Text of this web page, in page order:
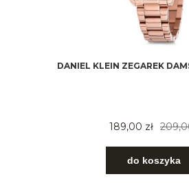
DANIEL KLEIN ZEGAREK
189,00 zł
do koszyka